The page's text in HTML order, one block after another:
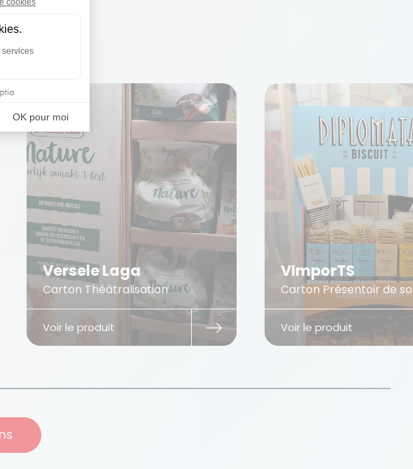
!
Versele Laga
Carton Théâtralisation
Voir le produit
VImporTS
Carton Présentoir de
Voir le produit